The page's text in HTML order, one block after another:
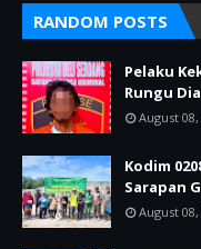
RANDOM POSTS
Pelaku
Rungu
August 08,
Kodim
Sarapan
August 08,